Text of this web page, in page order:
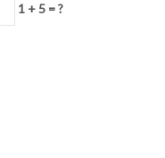
1 + 5 = ?